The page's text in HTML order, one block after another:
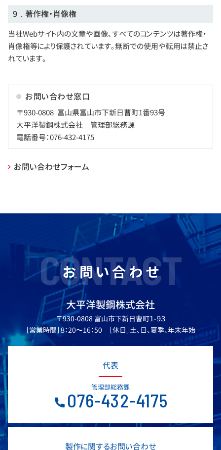
9．著作権・肖像権
当社Webサイト内の文章や画像、すべてのコンテンツは著作権・
肖像権等により保護されています。無断での使用や転用は禁止さ
れています。
お問い合わせ窓口
〒930-0808 富山県富山市下新日曹町1番93号
大平洋製鋼株式会社 管理部総務課
電話番号：076-432-4175
お問い合わせフォーム
CONTACT
お問い合わせ
大平洋製鋼株式会社
〒930-0808 富山市下新日曹町１-９３
［営業時間］８：20〜16：50 ［休日］土、日、夏季、年末年始
代表
管理部総務課
076-432-4175
製作に関するお問い合わせ